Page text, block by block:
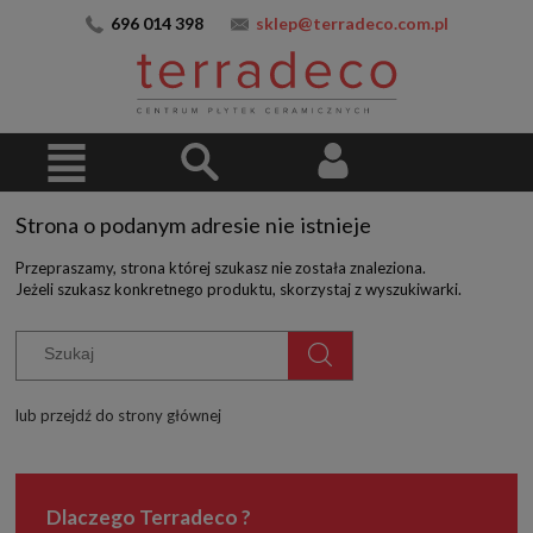
696 014 398 sklep@terradeco.com.pl
Strona o podanym adresie nie istnieje
Przepraszamy, strona której szukasz nie została znaleziona.
Jeżeli szukasz konkretnego produktu, skorzystaj z wyszukiwarki.
lub przejdź do strony głównej
Dlaczego Terradeco ?